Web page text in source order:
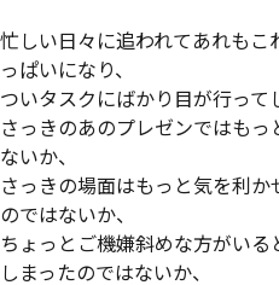
忙しい日々に追われてあれも
っぱいになり、
ついタスクにばかり目が行って
さっきのあのプレゼンではも
ないか、
さっきの場面はもっと気を利
のではないか、
ちょっとご機嫌斜めな方がい
しまったのではないか、